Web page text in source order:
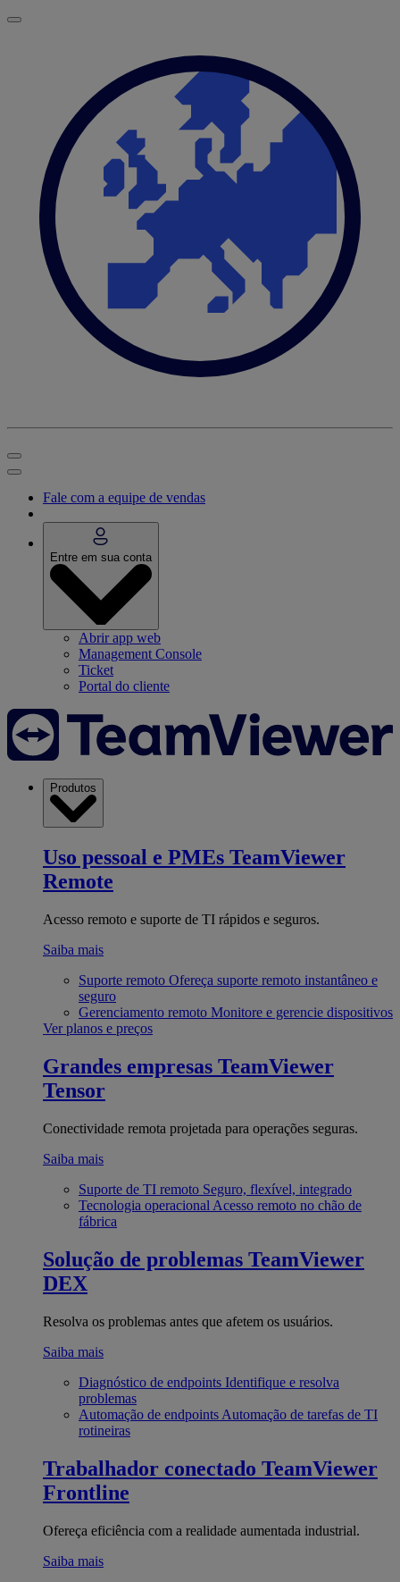
Fale com a equipe de vendas
Entre em sua conta
Abrir app web
Management Console
Ticket
Portal do cliente
Produtos
Uso pessoal e PMEs TeamViewer
Remote
Acesso remoto e suporte de TI rápidos e seguros.
Saiba mais
Suporte remoto Ofereça suporte remoto instantâneo e
seguro
Gerenciamento remoto Monitore e gerencie dispositivos
Ver planos e preços
Grandes empresas TeamViewer
Tensor
Conectividade remota projetada para operações seguras.
Saiba mais
Suporte de TI remoto Seguro, flexível, integrado
Tecnologia operacional Acesso remoto no chão de
fábrica
Solução de problemas TeamViewer
DEX
Resolva os problemas antes que afetem os usuários.
Saiba mais
Diagnóstico de endpoints Identifique e resolva
problemas
Automação de endpoints Automação de tarefas de TI
rotineiras
Trabalhador conectado TeamViewer
Frontline
Ofereça eficiência com a realidade aumentada industrial.
Saiba mais